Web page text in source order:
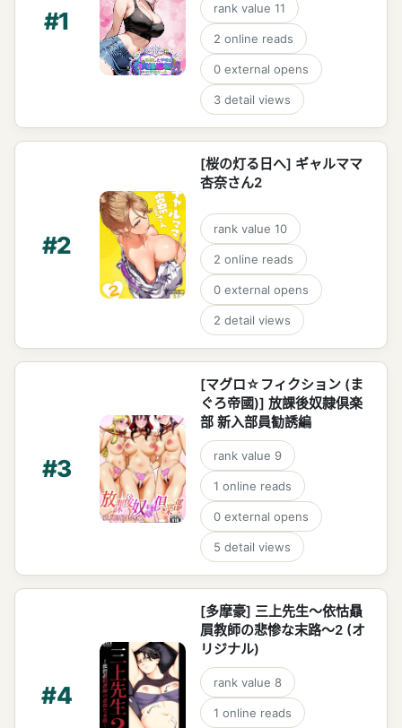
#1 rank value 11
2 online reads
0 external opens
3 detail views
#2
[桜の灯る日へ] ギャルママ
杏奈さん2
rank value 10
2 online reads
0 external opens
2 detail views
#3
[マグロ☆フィクション (ま
ぐろ帝國)] 放課後奴隷倶楽
部 新入部員勧誘編
rank value 9
1 online reads
0 external opens
5 detail views
#4
[多摩豪] 三上先生～依怙贔
屓教師の悲惨な末路～2 (オ
リジナル)
rank value 8
1 online reads